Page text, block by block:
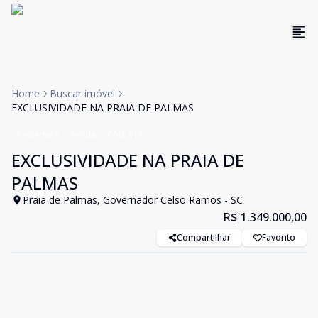
Home
Buscar imóvel
EXCLUSIVIDADE NA PRAIA DE PALMAS
EXCLUSIVIDADE NA PRAIA DE
PALMAS
Praia de Palmas, Governador Celso Ramos - SC
R$ 1.349.000,00
Compartilhar Favorito